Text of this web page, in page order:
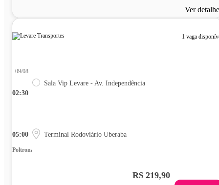
Ver
1 vaga
02:30
09/08
Sala Vip Levare - Av. Independência
05:00 Terminal Rodoviário Uberaba
Poltrona
R$ 219,90